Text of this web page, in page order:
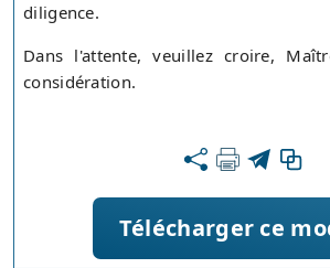
diligence.
Dans l'attente, veuillez croire,
considération.
Télécharger ce